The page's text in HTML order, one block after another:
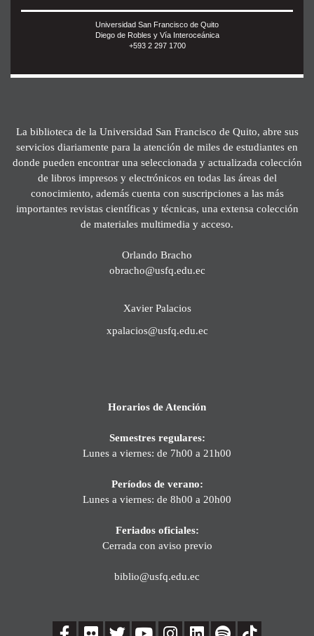
Universidad San Francisco de Quito
Diego de Robles y Vía Interoceánica
+593 2 297 1700
La biblioteca de la Universidad San Francisco de Quito, abre sus
servicios diariamente para la atención de miles de estudiantes en
donde pueden encontrar una seleccionada y actualizada colección
de libros impresos y electrónicos en todas las áreas del
conocimiento, además cuenta con suscripciones a las más
importantes revistas científicas y técnicas, una extensa colección
de materiales multimedia y acceso.
Orlando Bracho
obracho@usfq.edu.ec
Xavier Palacios
xpalacios@usfq.edu.ec
Horarios de Atención
Semestres regulares:
Lunes a viernes: de 7h00 a 21h00
Períodos de verano:
Lunes a viernes: de 8h00 a 20h00
Feriados oficiales:
Cerrada con aviso previo
biblio@usfq.edu.ec